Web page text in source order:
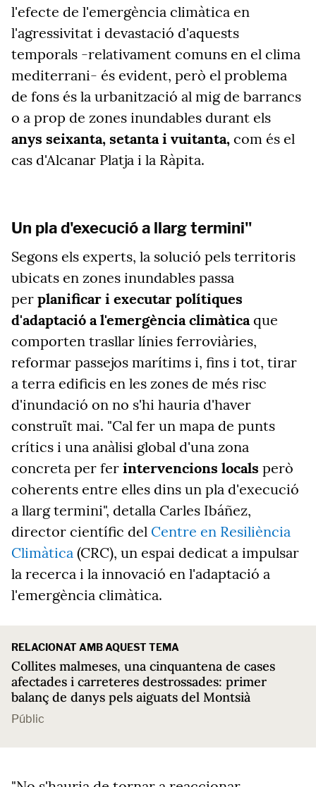
l'efecte de l'emergència climàtica en
l'agressivitat i devastació d'aquests
temporals -relativament comuns en el clima
mediterrani- és evident, però el problema
de fons és la urbanització al mig de barrancs
o a prop de zones inundables durant els
anys seixanta, setanta i vuitanta, com és el
cas d'Alcanar Platja i la Ràpita.
Un pla d'execució a llarg termini"
Segons els experts, la solució pels territoris
ubicats en zones inundables passa
per planificar i executar polítiques
d'adaptació a l'emergència climàticaque
comporten trasllar línies ferroviàries,
reformar passejos marítims i, fins i tot, tirar
a terra edificis en les zones de més risc
d'inundació on no s'hi hauria d'haver
construït mai. "Cal fer un mapa de punts
crítics i una anàlisi global d'una zona
concreta per fer intervencions locals però
coherents entre elles dins un pla d'execució
a llarg termini", detalla Carles Ibáñez,
director científic del Centre en Resiliència
Climàtica (CRC), un espai dedicat a impulsar
la recerca i la innovació en l'adaptació a
l'emergència climàtica.
RELACIONAT AMB AQUEST TEMA
Collites malmeses, una cinquantena de cases
afectades i carreteres destrossades: primer
balanç de danys pels aiguats del Montsià
Públic